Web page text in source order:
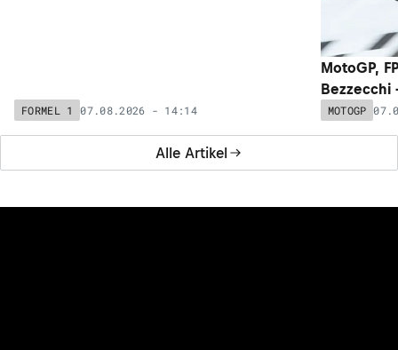
Alle Artikel
FORMEL 1 07.08.2026 - 14:14
MotoGP,
Bezzecchi
MOTOGP